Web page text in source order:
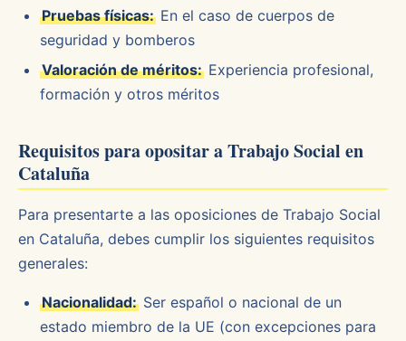
Pruebas físicas: En el caso de cuerpos de
seguridad y bomberos
Valoración de méritos: Experiencia profesional,
formación y otros méritos
Requisitos para opositar a Trabajo Social en
Cataluña
Para presentarte a las oposiciones de Trabajo Social
en Cataluña, debes cumplir los siguientes requisitos
generales:
Nacionalidad: Ser español o nacional de un
estado miembro de la UE (con excepciones para